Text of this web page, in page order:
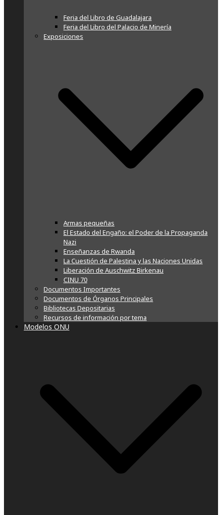
Feria del Libro de Guadalajara
Feria del Libro del Palacio de Minería
Exposiciones
Armas pequeñas
El Estado del Engaño: el Poder de la Propaganda
Nazi
Enseñanzas de Rwanda
La Cuestión de Palestina y las Naciones Unidas
Liberación de Auschwitz Birkenau
CINU 70
Documentos Importantes
Documentos de Órganos Principales
Bibliotecas Depositarias
Recursos de información por tema
Modelos ONU